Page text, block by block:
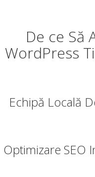
De ce Să
WordPress
Echipă Locală
Optimizare SEO